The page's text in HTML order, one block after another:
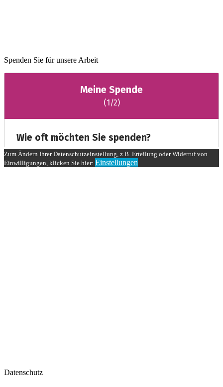
Spenden Sie für unsere Arbeit
Zum Ändern Ihrer Datenschutzeinstellung, z.B. Erteilung oder Widerruf von
Einwilligungen, klicken Sie hier: Einstellungen
Datenschutz